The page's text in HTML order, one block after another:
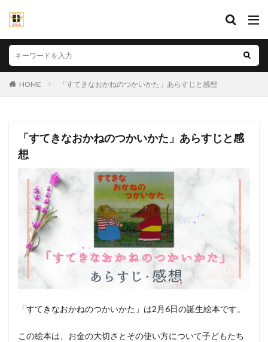
HOME 「すてきなおかねのつかいかた」あらすじと感想
「すてきなおかねのつかいかた」あらすじと感
想
「すてきなおかねのつかいかた」は2月6日の誕生絵本です。
この絵本は、お金の大切さとその使い方について子どもたち